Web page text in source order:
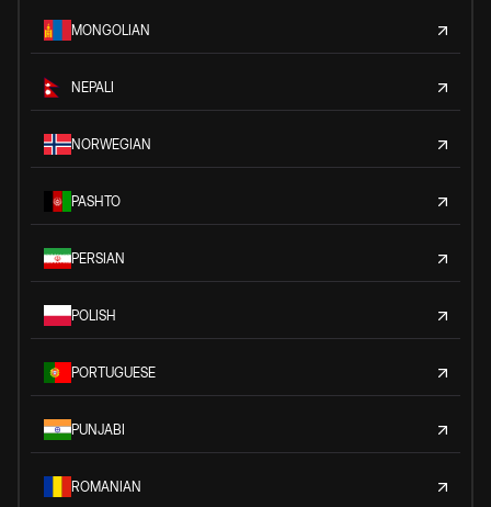
MONGOLIAN
NEPALI
NORWEGIAN
PASHTO
PERSIAN
POLISH
PORTUGUESE
PUNJABI
ROMANIAN